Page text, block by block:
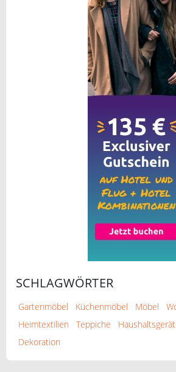
SCHLAGWÖRTER
Gartenmöbel Küchenmöbel Möbel
Heimtextilien
Teppiche
Dekoration